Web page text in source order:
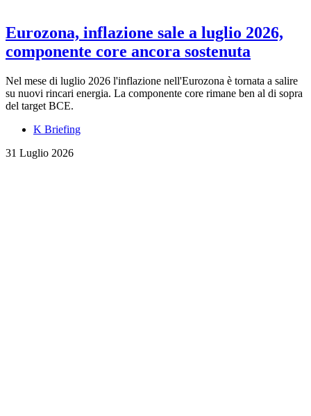
Eurozona, inflazione sale a luglio 2026,
componente core ancora sostenuta
Nel mese di luglio 2026 l'inflazione nell'Eurozona è tornata a salire
su nuovi rincari energia. La componente core rimane ben al di sopra
del target BCE.
K Briefing
31 Luglio 2026